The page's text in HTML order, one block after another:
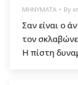
ΜΗΝΥΜΑΤΑ By
Σαν είναι ο
τον
Η πίστη